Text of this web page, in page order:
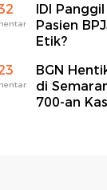
IDI
Pasien
Etik?
BGN
di
700-an